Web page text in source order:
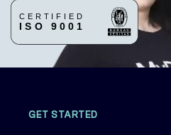
GET STARTED